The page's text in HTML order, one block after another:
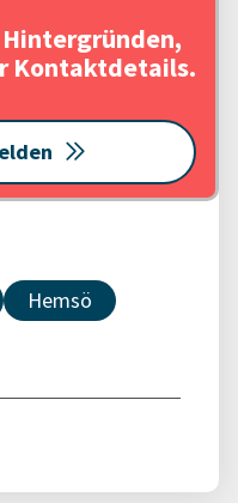
Kontaktdetails.
Hemsö